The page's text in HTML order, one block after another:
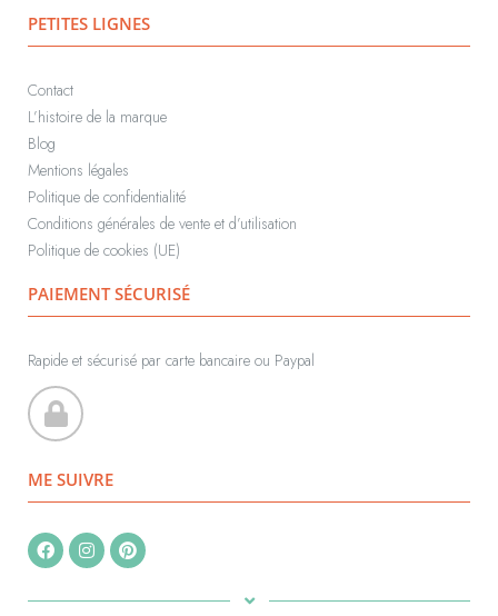
PETITES LIGNES
Contact
L’histoire de la marque
Blog
Mentions légales
Politique de confidentialité
Conditions générales de vente et d’utilisation
Politique de cookies (UE)
PAIEMENT SÉCURISÉ
Rapide et sécurisé par carte bancaire ou Paypal
ME SUIVRE